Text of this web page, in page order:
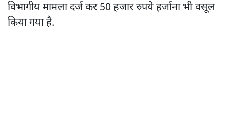
विभागीय मामला दर्ज कर 50 हजार रुपये हर्जाना भी वसूल
किया गया है.